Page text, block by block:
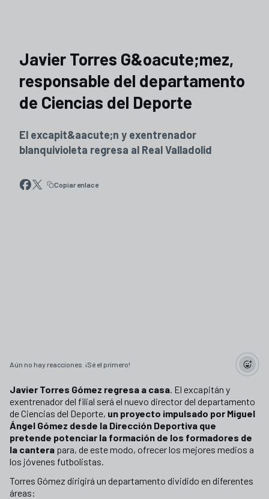
Javier Torres G&oacute;mez,
responsable del departamento
de Ciencias del Deporte
El excapit&aacute;n y exentrenador
blanquivioleta regresa al Real Valladolid
Copiar enlace
Aún no hay reacciones. ¡Sé el primero!
Javier Torres Gómez regresa a casa. El excapitán y
exentrenador del filial será el nuevo director del departamento
de Ciencias del Deporte, un proyecto impulsado por Miguel
Ángel Gómez desde la Dirección Deportiva que
pretende potenciar la formación de los formadores de
la cantera para, de este modo, ofrecer los mejores medios a
los jóvenes futbolistas.
Torres Gómez dirigirá un departamento dividido en diferentes
áreas: